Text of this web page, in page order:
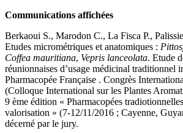
Communications affichées
Berkaoui S., Marodon C., La Fisca P.,
Etudes micrométriques et anatomiques :
Coffea mauritiana, Vepris lanceolata. Etude
réunionnaises d’usage médicinal traditionnel
Pharmacopée Française . Congrès
(Colloque International sur les Plantes
9 ème édition « Pharmacopées
valorisation » (7-12/11/2016 ; Cayenne,
décerné par le jury.